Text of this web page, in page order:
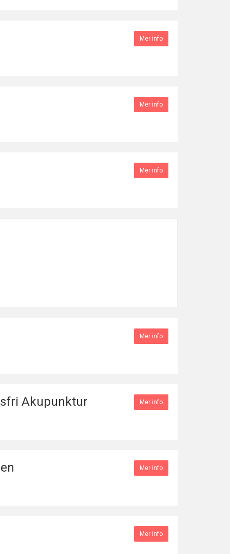
Mer info
Mer info
Mer info
Mer info
Akupunktur Mer info
Mer info
Mer info